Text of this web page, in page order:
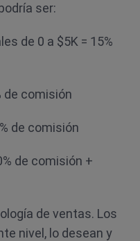
ser:
de 0 a $5K = 15%
de comisión
de comisión
de comisión +
de ventas. Los
nivel, lo desean y